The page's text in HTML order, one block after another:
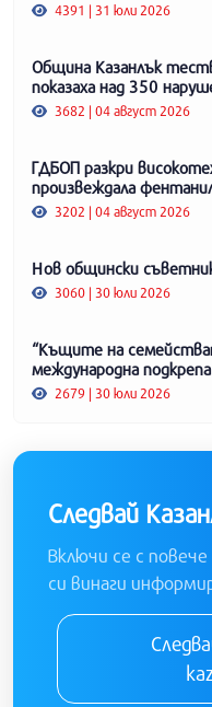
4391 | 31 юли 2026
Община Казанлък
показаха над 350
3682 | 04 август 2026
ГДБОП разкри
произвеждала
3202 | 04 август 2026
Нов общински
3060 | 30 юли 2026
“Къщите на
международна подкрепа
2679 | 30 юли 2026
Следвай
Включи се с
си винаги